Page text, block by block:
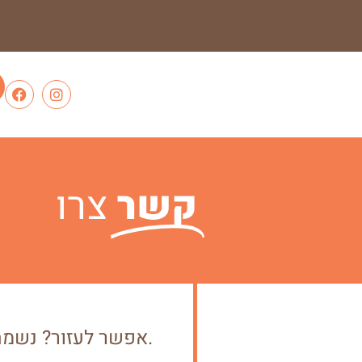
צרוקשר
אפשר לעזור? נשמח לסייע לכם בכל שאלה או בקשה. כתבו לנו ונחזור אליכם בהקדם.